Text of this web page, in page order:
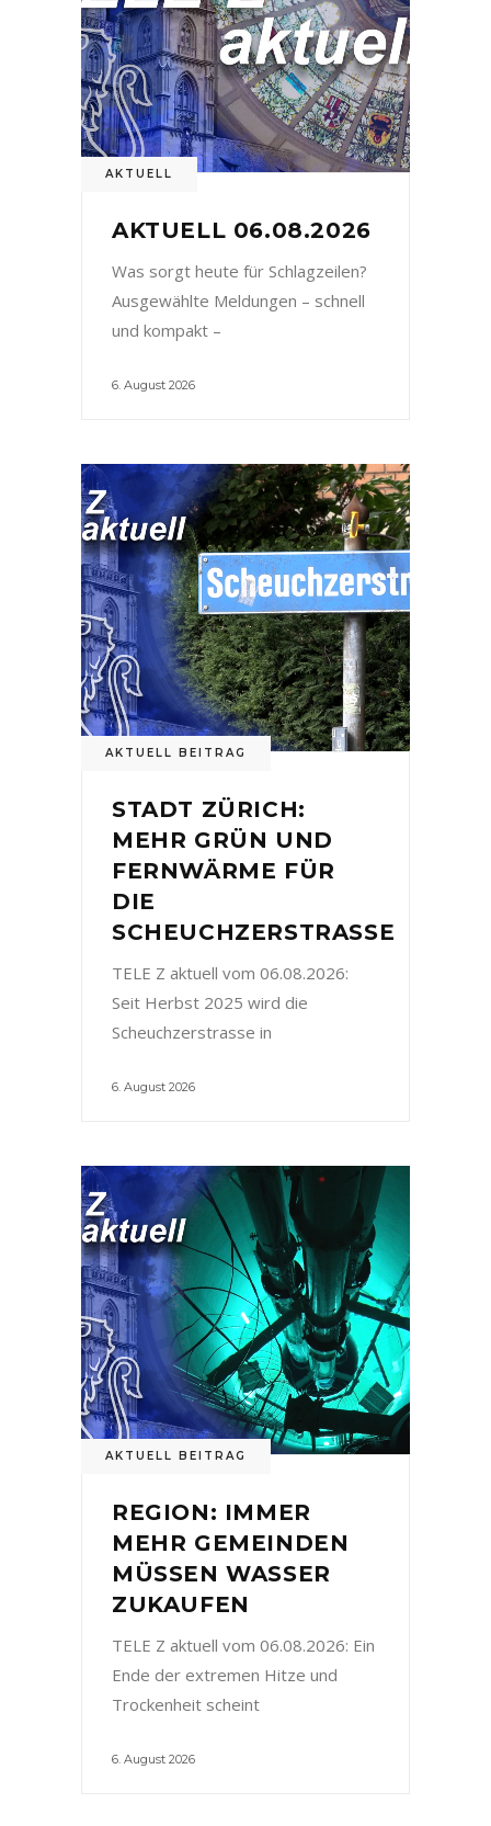
AKTUELL
AKTUELL 06.08.2026
Was sorgt heute für Schlagzeilen?
Ausgewählte Meldungen – schnell
und kompakt –
6. August 2026
AKTUELL BEITRAG
STADT ZÜRICH:
MEHR GRÜN UND
FERNWÄRME FÜR
DIE
SCHEUCHZERSTRASSE
TELE Z aktuell vom 06.08.2026:
Seit Herbst 2025 wird die
Scheuchzerstrasse in
6. August 2026
AKTUELL BEITRAG
REGION: IMMER
MEHR GEMEINDEN
MÜSSEN WASSER
ZUKAUFEN
TELE Z aktuell vom 06.08.2026: Ein
Ende der extremen Hitze und
Trockenheit scheint
6. August 2026